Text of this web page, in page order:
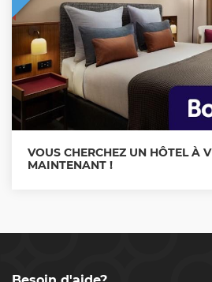
VOUS CHERCHEZ UN HÔTEL À
MAINTENANT !